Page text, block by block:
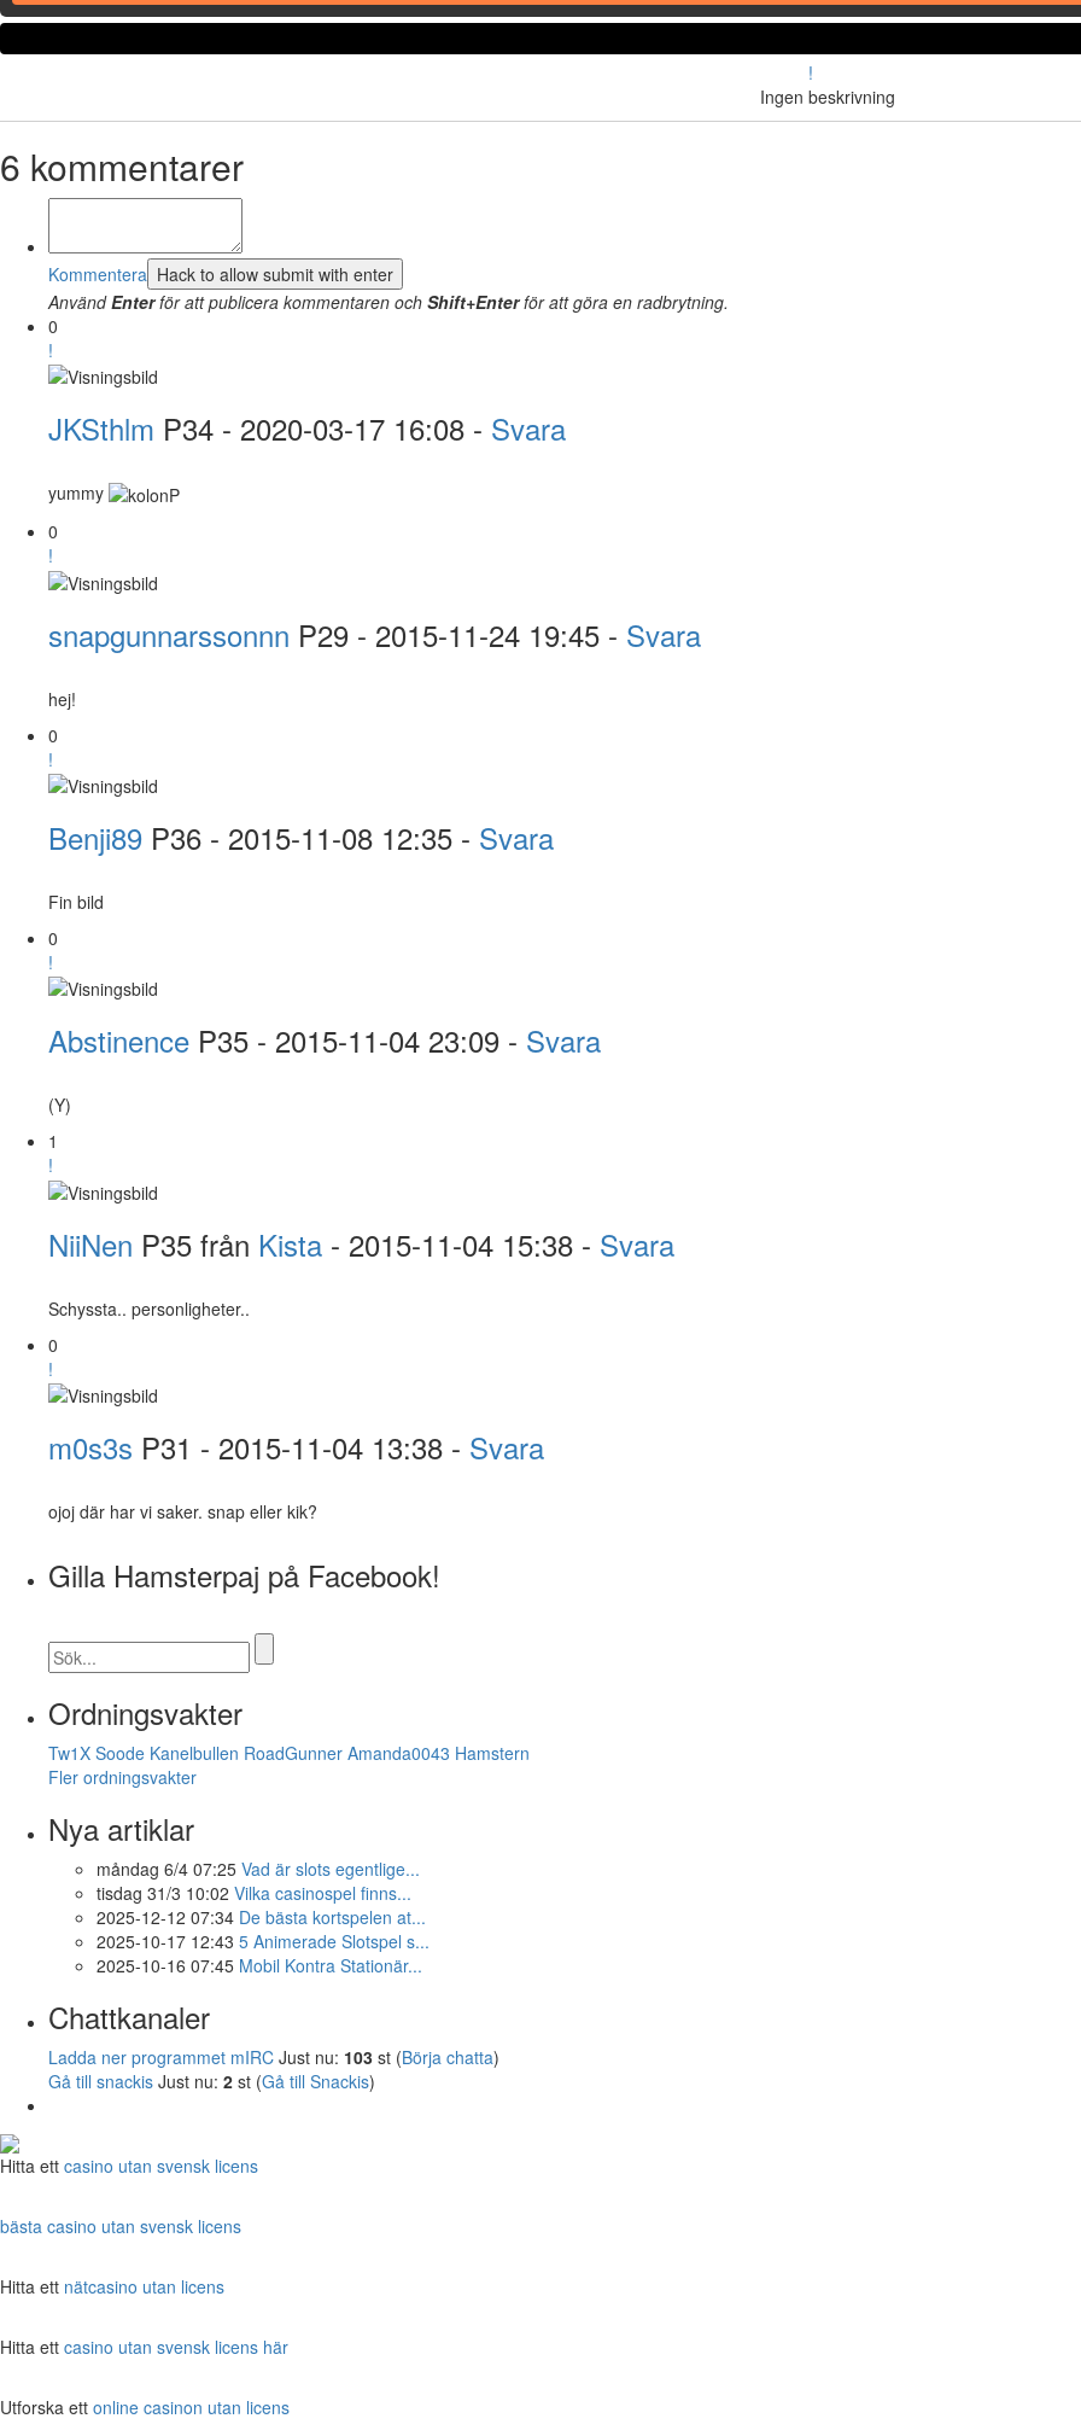
!
Ingen beskrivning
6 kommentarer
Kommentera
AnvändEnterför att publicera kommentaren och Shift+Enterför att göra en radbrytning.
0
!
JKSthlm P34 - 2020-03-17 16:08 - Svara
yummy
0
!
snapgunnarssonnn P29 - 2015-11-24 19:45 - Svara
hej!
0
!
Benji89 P36 - 2015-11-08 12:35 - Svara
Fin bild
0
!
Abstinence P35 - 2015-11-04 23:09 - Svara
(Y)
1
!
NiiNen P35 från Kista - 2015-11-04 15:38 - Svara
Schyssta.. personligheter..
0
!
m0s3s P31 - 2015-11-04 13:38 - Svara
ojoj där har vi saker. snap eller kik?
Gilla Hamsterpaj på Facebook!
Ordningsvakter
Tw1X Soode Kanelbullen RoadGunner Amanda0043 Hamstern
Fler ordningsvakter
Nya artiklar
måndag 6/4 07:25 Vad är slots egentlige...
tisdag 31/3 10:02 Vilka casinospel finns...
2025-12-12 07:34 De bästa kortspelen at...
2025-10-17 12:43 5 Animerade Slotspel s...
2025-10-16 07:45 Mobil Kontra Stationär...
Chattkanaler
Ladda ner programmet mIRC Just nu: 103 st (Börja chatta)
Gå till snackis Just nu: 2 st (Gå till Snackis)
Hitta ett casino utan svensk licens
bästa casino utan svensk licens
Hitta ett nätcasino utan licens
Hitta ett casino utan svensk licens här
Utforska ett online casinon utan licens